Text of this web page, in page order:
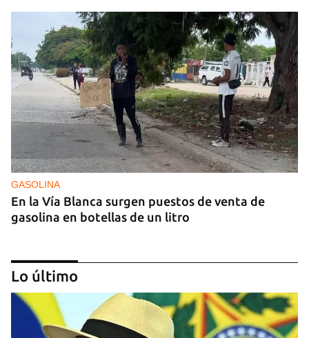
GASOLINA
En la Vía Blanca surgen puestos de venta de
gasolina en botellas de un litro
Lo último